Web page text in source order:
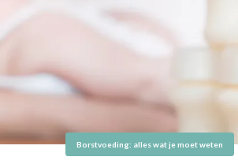
Borstvoeding: alles wat je moet weten